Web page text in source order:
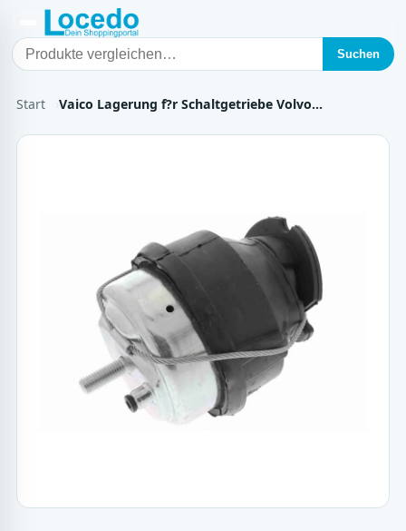
Suchen
Start Vaico Lagerung f?r Schaltgetriebe Volvo…